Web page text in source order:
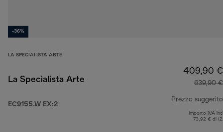
-36%
LA SPECIALISTA ARTE
La Specialista Arte
EC9155.W EX:2
409,90 €
639,90 €
Prezzo suggerito
Importo IVA
73,92 € di